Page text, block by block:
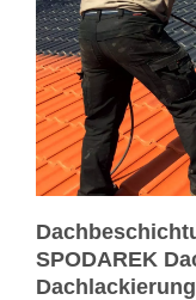
SPODAREK